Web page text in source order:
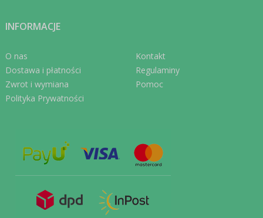
INFORMACJE
O nas
Dostawa i płatności
Zwrot i wymiana
Polityka Prywatności
Kontakt
Regulaminy
Pomoc